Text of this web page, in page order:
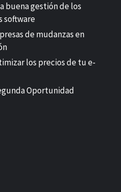
buena gestión de los
software
de mudanzas en
los precios de tu e-
Oportunidad